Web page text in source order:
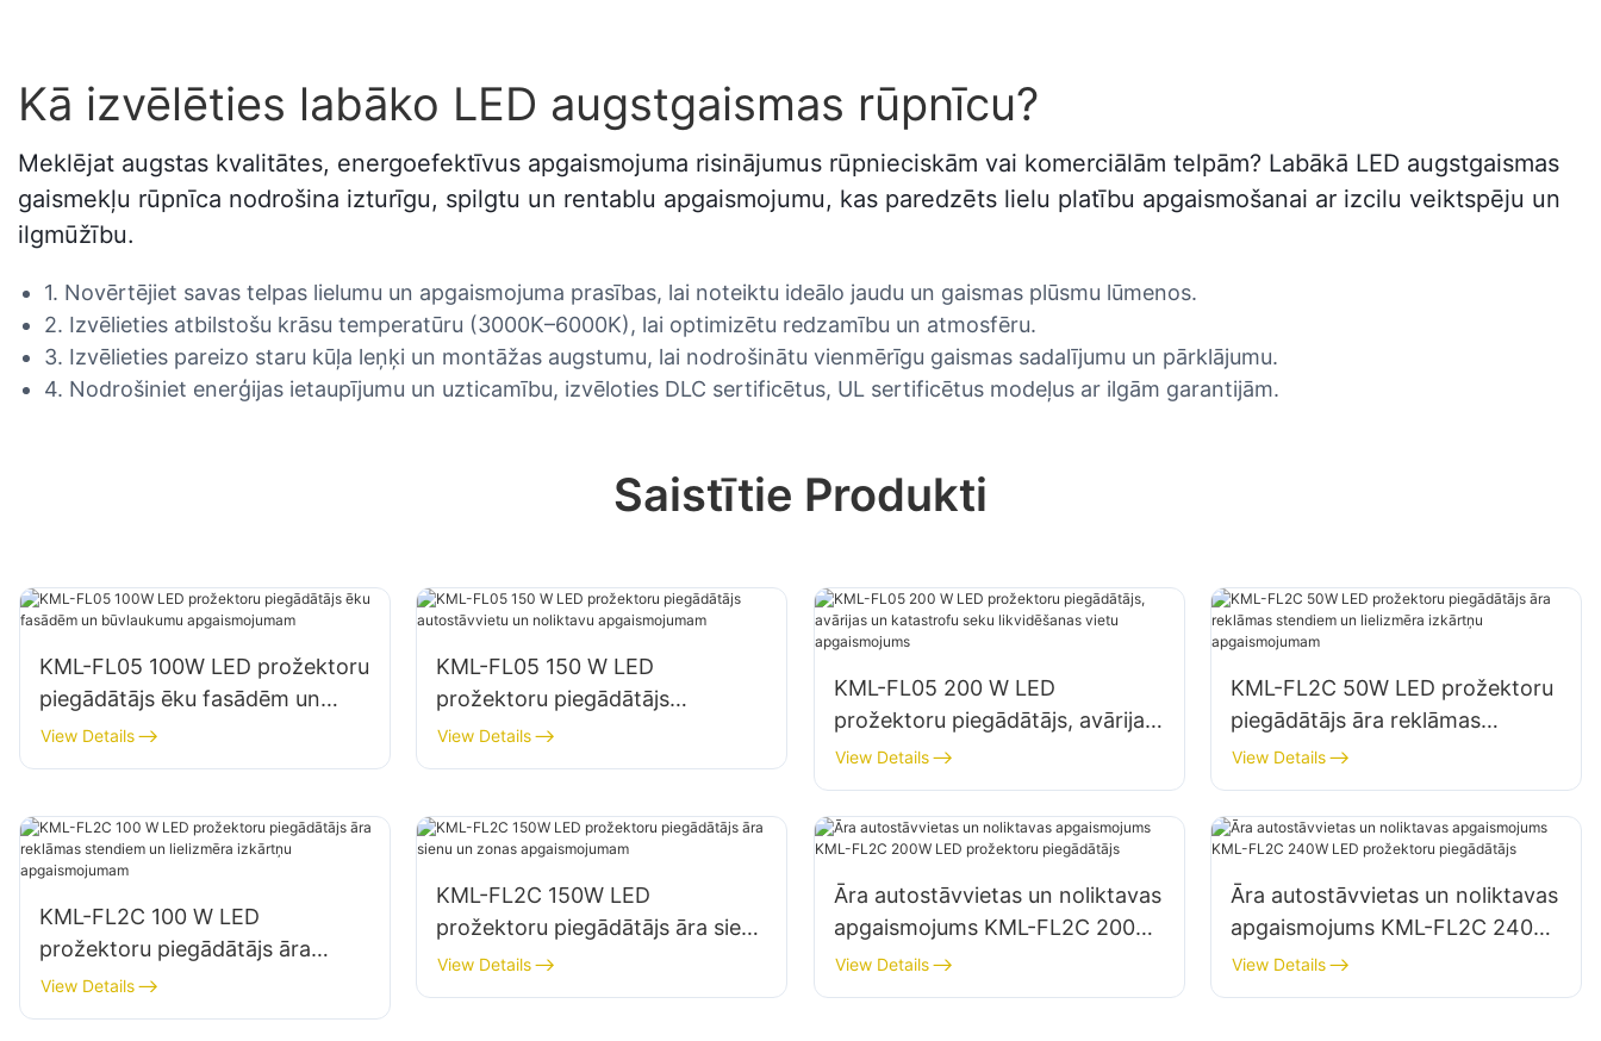
Kā izvēlēties labāko LED augstgaismas rūpnīcu?
Meklējat augstas kvalitātes, energoefektīvus apgaismojuma risinājumus rūpnieciskām vai komerciālām telpām? Labākā LED augstgaismas
gaismekļu rūpnīca nodrošina izturīgu, spilgtu un rentablu apgaismojumu, kas paredzēts lielu platību apgaismošanai ar izcilu veiktspēju un
ilgmūžību.
1. Novērtējiet savas telpas lielumu un apgaismojuma prasības, lai noteiktu ideālo jaudu un gaismas plūsmu lūmenos.
2. Izvēlieties atbilstošu krāsu temperatūru (3000K–6000K), lai optimizētu redzamību un atmosfēru.
3. Izvēlieties pareizo staru kūļa leņķi un montāžas augstumu, lai nodrošinātu vienmērīgu gaismas sadalījumu un pārklājumu.
4. Nodrošiniet enerģijas ietaupījumu un uzticamību, izvēloties DLC sertificētus, UL sertificētus modeļus ar ilgām garantijām.
Saistītie Produkti
KML-FL05 100W LED prožektoru
piegādātājs ēku fasādēm un
būvlaukumu apgaismojumam
View Details
KML-FL05 150 W LED
prožektoru piegādātājs
autostāvvietu un noliktavu
apgaismojumam
View Details
KML-FL05 200 W LED
prožektoru piegādātājs, avārijas
un katastrofu seku likvidēšanas
vietu apgaismojums
View Details
KML-FL2C 50W LED prožektoru
piegādātājs āra reklāmas
stendiem un lielizmēra izkārtņu
apgaismojumam
View Details
KML-FL2C 100 W LED
prožektoru piegādātājs āra
reklāmas stendiem un lielizmēra
izkārtņu apgaismojumam
View Details
KML-FL2C 150W LED
prožektoru piegādātājs āra sienu
un zonas apgaismojumam
View Details
Āra autostāvvietas un noliktavas
apgaismojums KML-FL2C 200W
LED prožektoru piegādātājs
View Details
Āra autostāvvietas un noliktavas
apgaismojums KML-FL2C 240W
LED prožektoru piegādātājs
View Details